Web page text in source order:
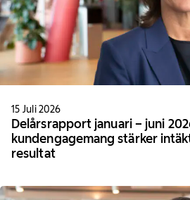
15 Juli 2026
Delårsrapport januari – juni
kundengagemang stärker
resultat